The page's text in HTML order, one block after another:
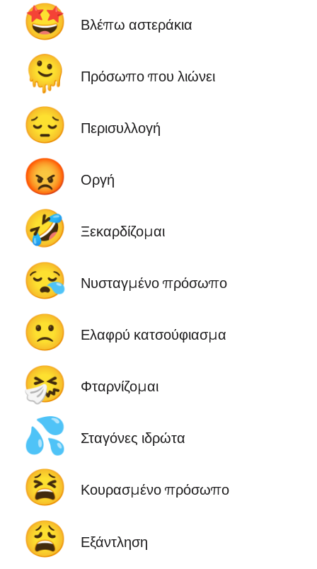
🤩 Βλέπω αστεράκια
🫠 Πρόσωπο που λιώνει
😔 Περισυλλογή
😡 Οργή
🤣 Ξεκαρδίζομαι
😪 Νυσταγμένο πρόσωπο
🙁 Ελαφρύ κατσούφιασμα
🤧 Φταρνίζομαι
💦 Σταγόνες ιδρώτα
😫 Κουρασμένο πρόσωπο
😩 Εξάντληση